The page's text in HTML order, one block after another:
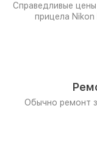
Справедливые
прицела
Обычно ремонт